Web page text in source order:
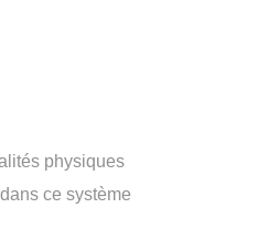
physiques
ce système